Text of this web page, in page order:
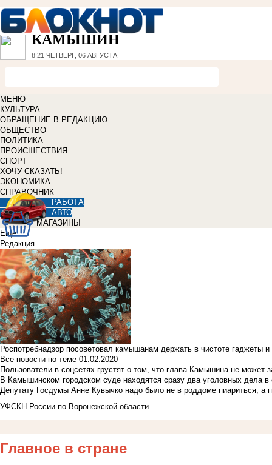
КАМЫШИН
8:21 ЧЕТВЕРГ, 06 АВГУСТА
МЕНЮ
КУЛЬТУРА
ОБРАЩЕНИЕ В РЕДАКЦИЮ
ОБЩЕСТВО
ПОЛИТИКА
ПРОИСШЕСТВИЯ
СПОРТ
ХОЧУ СКАЗАТЬ!
ЭКОНОМИКА
СПРАВОЧНИК
РАБОТА
АВТО
МАГАЗИНЫ
Еще
Редакция
Роспотребнадзор посоветовал камышанам держать в чистоте гаджеты
Все новости по теме 01.02.2020
Пользователи в соцсетях грустят о том, что глава Камышина не может
В Камышинском городском суде находятся сразу два уголовных дела
Депутату Госдумы Анне Кувычко надо было не в роддоме пиариться, а
УФСКН России по Воронежской области
Главное в стране